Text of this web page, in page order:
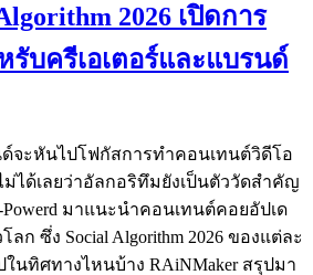
2026 เปิดการ
รับครีเอเตอร์และแบรนด์
จะหันไปโฟกัสการทำคอนเทนต์วิดีโอ
ได้เลยว่าอัลกอริทึมยังเป็นตัววัดสำคัญ
มาแนะนำคอนเทนต์คอยอัปเด
ก ซึ่ง Social Algorithm 2026 ของแต่ละ
นทิศทางไหนบ้าง RAiNMaker สรุปมา